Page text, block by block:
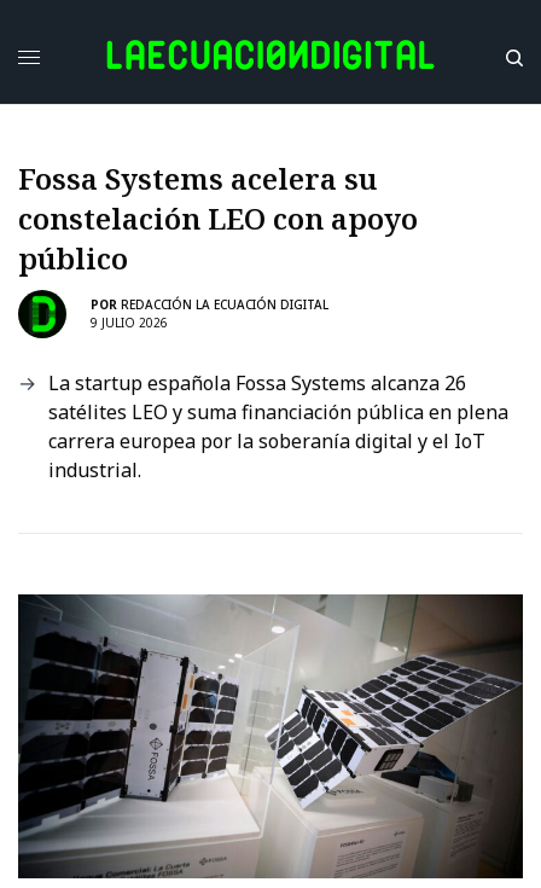
Fossa Systems acelera su
constelación LEO con apoyo
público
POR REDACCIÓN LA ECUACIÓN DIGITAL
9 JULIO 2026
La startup española Fossa Systems alcanza 26
satélites LEO y suma financiación pública en plena
carrera europea por la soberanía digital y el IoT
industrial.